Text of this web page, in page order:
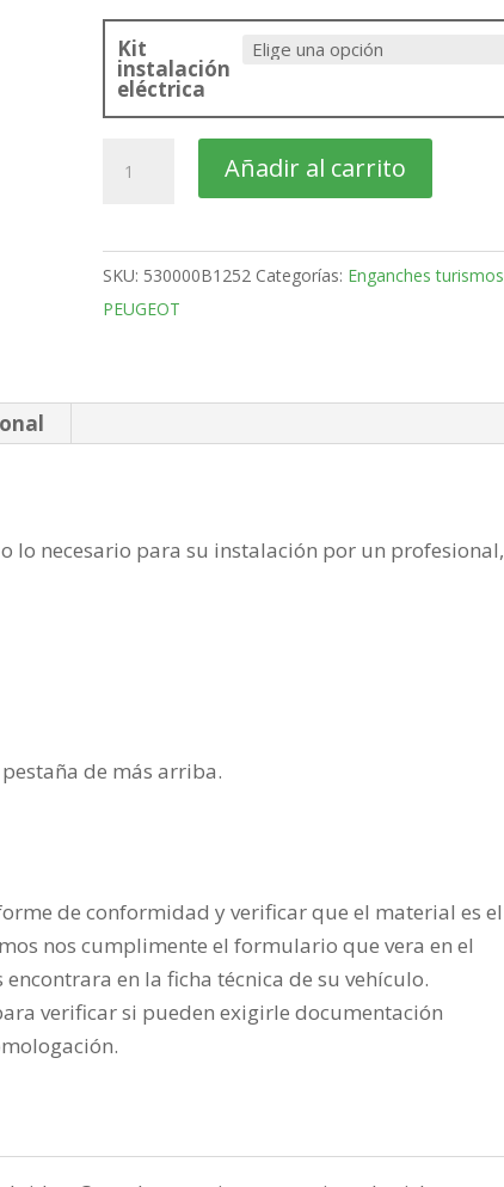
Kit
instalación
eléctrica
4007
Bola
desmontable
horizontal
Añadir al carrito
SKU: 530000B1252 Categorías: Enganches turismos
PEUGEOT
lo necesario para su instalación por un profesional,
de más arriba.
de conformidad y verificar que el material es el
nos cumplimente el formulario que vera en el
en la ficha técnica de su vehículo.
verificar si pueden exigirle documentación